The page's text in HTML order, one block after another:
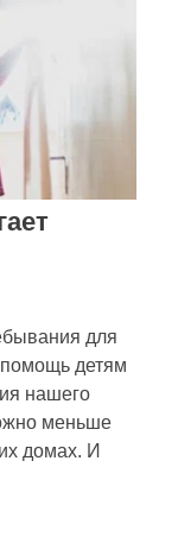
для
детям
нашего
меньше
домах. И